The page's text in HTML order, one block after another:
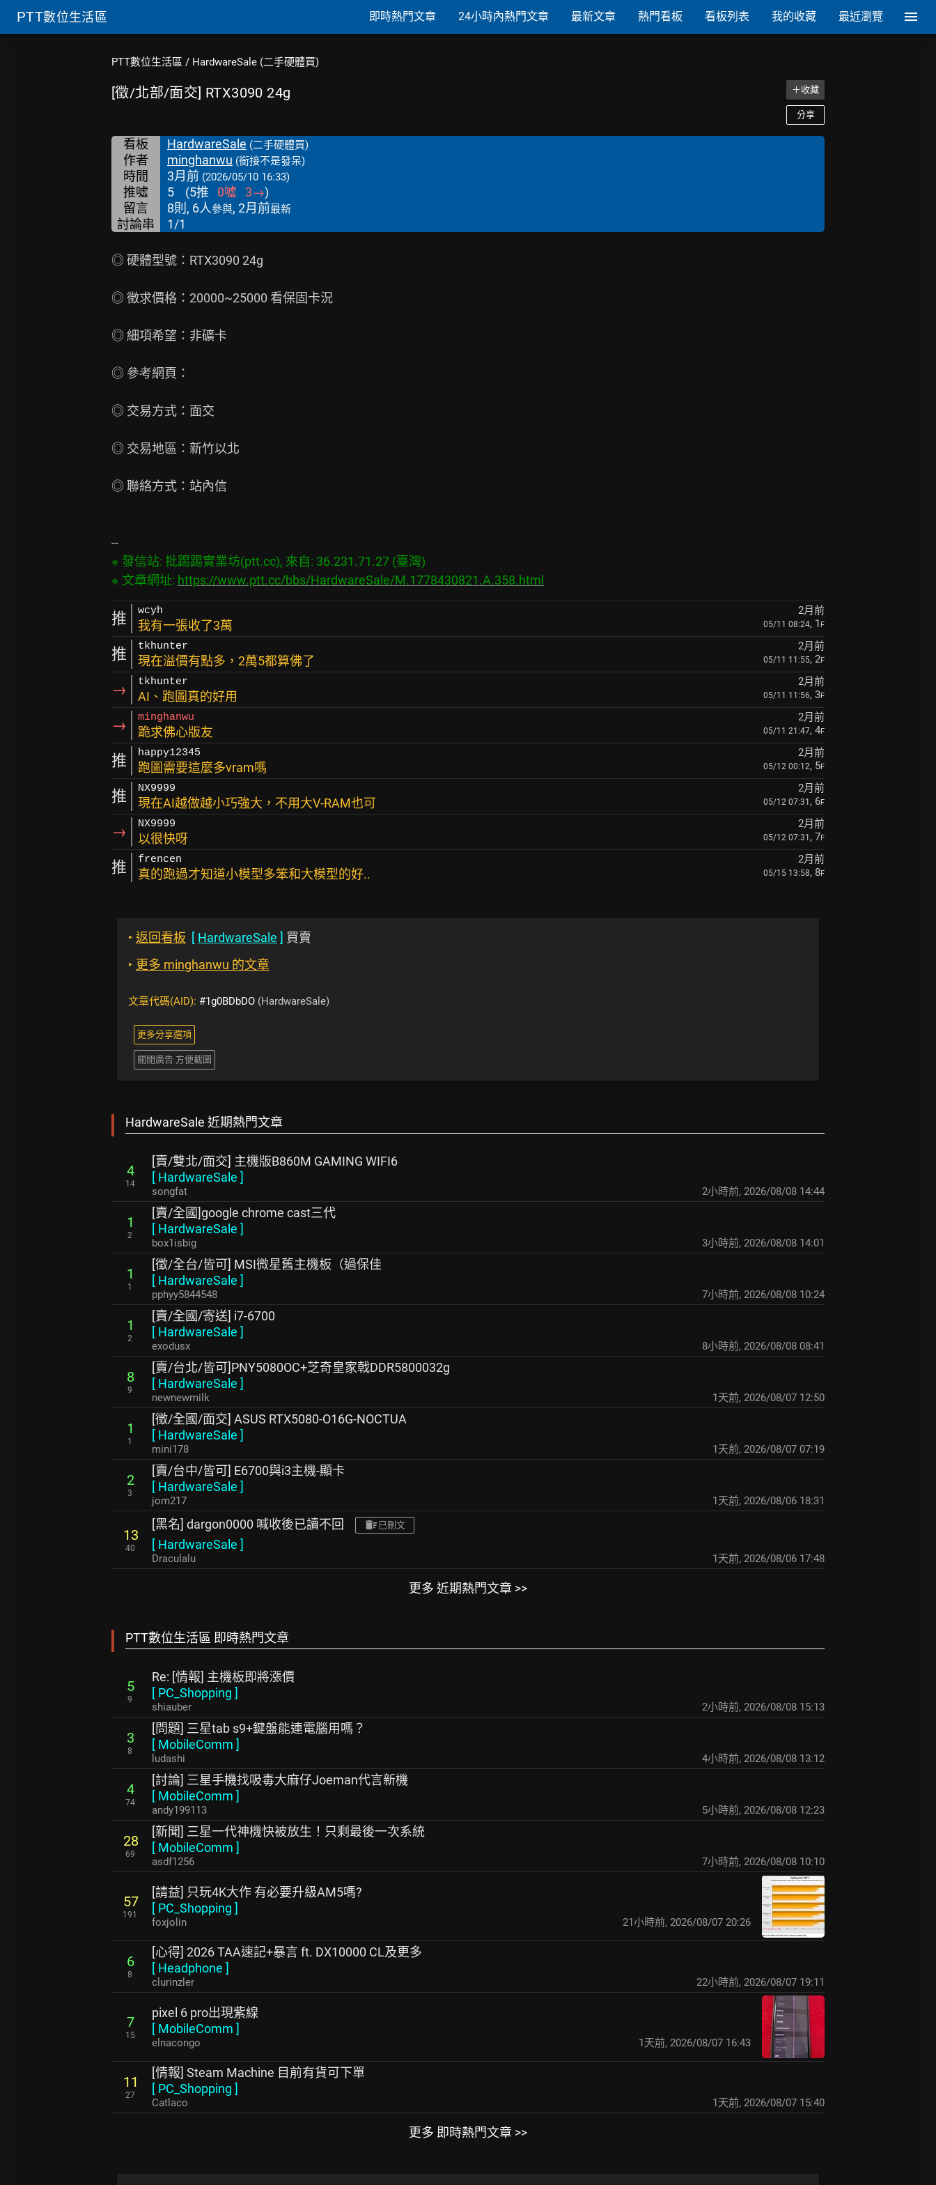
PTT數位生活區 即時熱門文章 24小時內熱門文章 最新文章 熱門看板 看板列表 我的收藏 最近瀏覽
PTT數位生活區 / HardwareSale (二手硬體買)
[徵/北部/面交] RTX3090 24g ＋收藏
分享
看板 HardwareSale (二手硬體買)
作者 minghanwu (銜接不是發呆)
時間 3月前 (2026/05/10 16:33)
推噓 5 (5推 0噓 3→)
留言
8則, 6人參與, 2月前最新
討論串 1/1
◎ 硬體型號：RTX3090 24g
◎ 徵求價格：20000~25000 看保固卡況
◎ 細項希望：非礦卡
◎ 參考網頁：
◎ 交易方式：面交
◎ 交易地區：新竹以北
◎ 聯絡方式：站內信
※ 發信站: 批踢踢實業坊(ptt.cc), 來自: 36.231.71.27 (臺灣)
※ 文章網址: https://www.ptt.cc/bbs/HardwareSale/M.1778430821.A.358.html
推 wcyh 2月前
我有一張收了3萬 05/11 08:24, 1 F
推 tkhunter 2月前
現在溢價有點多，2萬5都算佛了 05/11 11:55, 2F
→ tkhunter 2月前
AI、跑圖真的好用 05/11 11:56, 3F
→ minghanwu 2月前
跪求佛心版友 05/11 21:47, 4F
推 happy12345 2月前
跑圖需要這麼多vram嗎 05/12 00:12, 5F
推 NX9999 2月前
現在AI越做越小巧強大，不用大V-RAM也可 05/12 07:31 , 6F
→ NX9999 2月前
以很快呀 05/12 07:31 , 7F
推 frencen 2月前
真的跑過才知道小模型多笨和大模型的好.. 05/15 13:58, 8F
‣ 返回看板 [ HardwareSale ] 買賣
‣ 更多 minghanwu 的文章
文章代碼(AID): #1g0BDbDO (HardwareSale)
更多分享選項
關閉廣告 方便截圖
HardwareSale 近期熱門文章
4
14
[賣/雙北/面交] 主機版B860M GAMING WIFI6
[ HardwareSale ]
songfat 2小時前, 2026/08/08 14:44
1
2
[賣/全國]google chrome cast三代
[ HardwareSale ]
box1isbig 3小時前, 2026/08/08 14:01
1
1
[徵/全台/皆可] MSI微星舊主機板（過保佳
[ HardwareSale ]
pphyy5844548 7小時前, 2026/08/08 10:24
1
2
[賣/全國/寄送] i7-6700
[ HardwareSale ]
exodusx 8小時前, 2026/08/08 08:41
8
9
[賣/台北/皆可]PNY5080OC+芝奇皇家戟DDR5800032g
[ HardwareSale ]
newnewmilk 1天前, 2026/08/07 12:50
1
1
[徵/全國/面交] ASUS RTX5080-O16G-NOCTUA
[ HardwareSale ]
mini178 1天前, 2026/08/07 07:19
2
3
[賣/台中/皆可] E6700與i3主機-顯卡
[ HardwareSale ]
jom217 1天前, 2026/08/06 18:31
13
40
[黑名] dargon0000 喊收後已讀不回 已刪文
[ HardwareSale ]
Draculalu 1天前, 2026/08/06 17:48
更多 近期熱門文章 >>
PTT數位生活區 即時熱門文章
5
9
Re: [情報] 主機板即將漲價
[ PC_Shopping ]
shiauber 2小時前, 2026/08/08 15:13
3
8
[問題] 三星tab s9+鍵盤能連電腦用嗎？
[ MobileComm ]
ludashi 4小時前, 2026/08/08 13:12
4
74
[討論] 三星手機找吸毒大麻仔Joeman代言新機
[ MobileComm ]
andy199113 5小時前, 2026/08/08 12:23
28
69
[新聞] 三星一代神機快被放生！只剩最後一次系統
[ MobileComm ]
asdf1256 7小時前, 2026/08/08 10:10
57
191
[請益] 只玩4K大作 有必要升級AM5嗎?
[ PC_Shopping ]
foxjolin 21小時前, 2026/08/07 20:26
6
8
[心得] 2026 TAA速記+暴言 ft. DX10000 CL及更多
[ Headphone ]
clurinzler 22小時前, 2026/08/07 19:11
7
15
pixel 6 pro出現紫線
[ MobileComm ]
elnacongo 1天前, 2026/08/07 16:43
11
27
[情報] Steam Machine 目前有貨可下單
[ PC_Shopping ]
Catlaco 1天前, 2026/08/07 15:40
更多 即時熱門文章 >>